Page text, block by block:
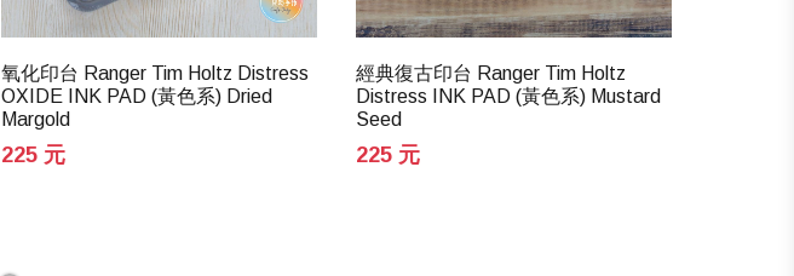
氧化印台 Ranger Tim Holtz Distress
OXIDE INK PAD (黃色系) Dried
Margold
225 元
經典復古印台 Ranger Tim Holtz
Distress INK PAD (黃色系) Mustard
Seed
225 元